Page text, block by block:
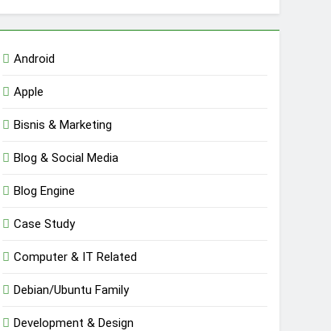
Android
Apple
Bisnis & Marketing
Blog & Social Media
Blog Engine
Case Study
Computer & IT Related
Debian/Ubuntu Family
Development & Design